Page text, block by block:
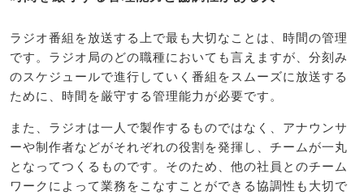
ラジオ番組を放送する上で最も大切なことは、時間の管理
です。ラジオ局のどの職種においても言えますが、分刻み
のスケジュールで進行していく番組をスムーズに放送する
ために、時間を厳守する管理能力が必要です。
また、ラジオは一人で製作するものではなく、アナウンサ
ーや制作者などがそれぞれの役割を発揮し、チームが一丸
となってつくるものです。そのため、他の社員とのチーム
ワークによって業務をこなすことができる協調性も大切で